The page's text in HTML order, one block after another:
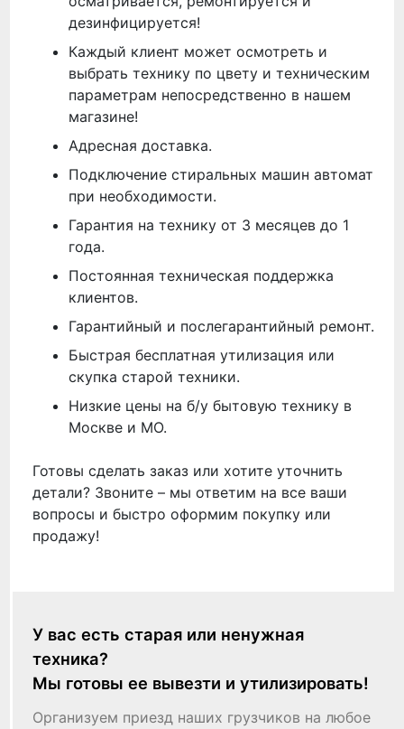
дезинфицируется!
Каждый клиент может осмотреть и
выбрать технику по цвету и техническим
параметрам непосредственно в нашем
магазине!
Адресная доставка.
Подключение стиральных машин автомат
при необходимости.
Гарантия на технику от 3 месяцев до 1
года.
Постоянная техническая поддержка
клиентов.
Гарантийный и послегарантийный ремонт.
Быстрая бесплатная утилизация или
скупка старой техники.
Низкие цены на б/у бытовую технику в
Москве и МО.
Готовы сделать заказ или хотите уточнить
детали? Звоните – мы ответим на все ваши
вопросы и быстро оформим покупку или
продажу!
У вас есть старая или ненужная
техника?
Мы готовы ее вывезти и утилизировать!
Организуем приезд наших грузчиков на любое